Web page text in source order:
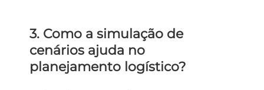
3. Como a simulação de
cenários ajuda no
planejamento logístico?